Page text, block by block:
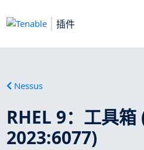
插件
Nessus
RHEL 9：工具箱
2023:6077)